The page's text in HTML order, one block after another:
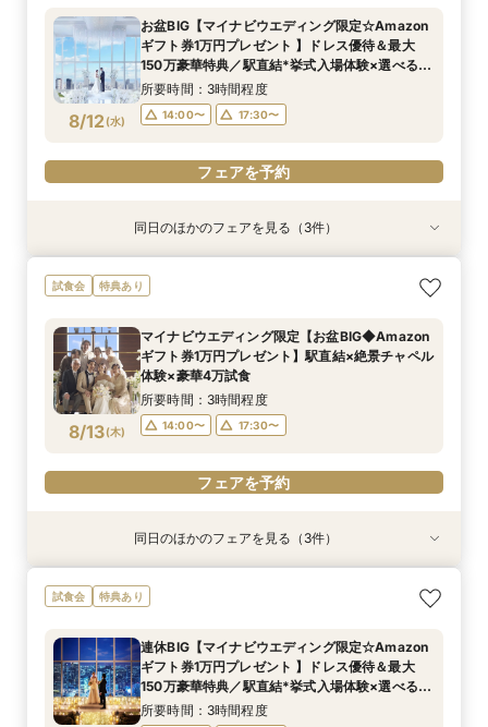
8/11(火)
9:00〜
13:00〜
17:30〜
フェアを予約
8/11(火)
9:00〜
13:00〜
17:30〜
フェアを予約
8/12(水)
お盆BIG【マイナビウエディング限定☆Amazon
ギフト券1万円プレゼント 】ドレス優待＆最大
150万豪華特典／駅直結*挙式入場体験×選べる2
つの会場見学
所要時間：3時間程度
14:00〜 17:30〜
フェアを予約
特典あり
8/12(水)
当日予約OK！絶景*天空チャペル&上質空間体験
*模擬挙式×安心相談会×人気ドレス特典×豪華試
所要時間：3時間程度
10:00〜
フェアを予約
特典あり
8/12(水)
当日◎【2名～OK！少人数婚】大阪駅直結*絶景
チャペル×相談会
14:00〜 17:30〜
フェアを予約
特典あり
8/12(水)
【平日夜限定】地上150m絶景ナイトウェディン
グ×クイック相談会
17:30〜
フェアを予約
同日のほかのフェアを見る（3件）
試食会 特典あり
8/13(木)
マイナビウエディング限定【お盆BIG◆Amazon
ギフト券1万円プレゼント】駅直結×絶景チャペル
体験×豪華4万試食
所要時間：3時間程度
14:00〜 17:30〜
フェアを予約
特典あり
8/13(木)
当日予約OK！絶景*天空チャペル&上質空間体験
*模擬挙式×安心相談会×人気ドレス特典×豪華試
所要時間：3時間程度
10:00〜
特典あり
8/13(木)
【平日夜限定】地上150m絶景ナイトウェディン
グ×クイック相談会
17:30〜
特典あり
8/13(木)
当日◎【2名～OK！少人数婚】大阪駅直結*絶景
チャペル×相談会
14:00〜 17:30〜
同日のほかのフェアを見る（3件）
試食会 特典あり
連休BIG【マイナビウエディング限定☆Amazon
ギフト券1万円プレゼント 】ドレス優待＆最大
150万豪華特典／駅直結*挙式入場体験×選べる2
つの会場見学
所要時間：3時間程度